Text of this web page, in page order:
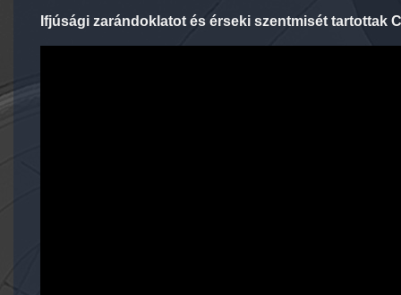
Ifjúsági zarándoklatot és érseki szentmisét tartottak